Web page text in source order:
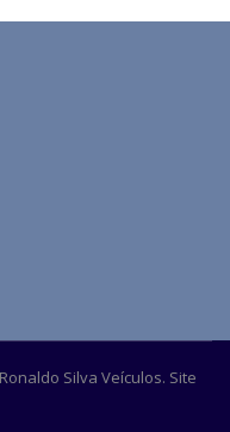
Silva Veículos. Site